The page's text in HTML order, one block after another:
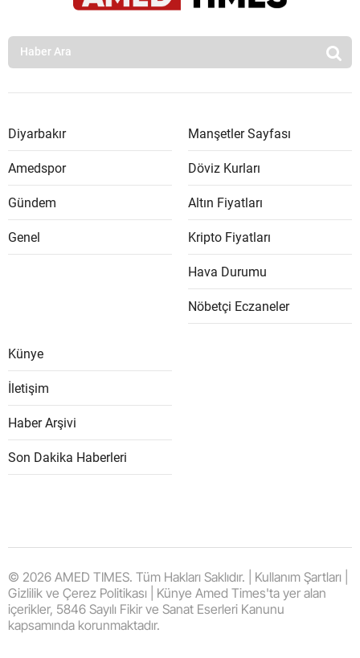
Diyarbakır
Amedspor
Gündem
Genel
Manşetler Sayfası
Döviz Kurları
Altın Fiyatları
Kripto Fiyatları
Hava Durumu
Nöbetçi Eczaneler
Künye
İletişim
Haber Arşivi
Son Dakika Haberleri
© 2026 AMED TIMES. Tüm Hakları Saklıdır. | Kullanım Şartları |
Gizlilik ve Çerez Politikası | Künye Amed Times'ta yer alan
içerikler, 5846 Sayılı Fikir ve Sanat Eserleri Kanunu
kapsamında korunmaktadır.